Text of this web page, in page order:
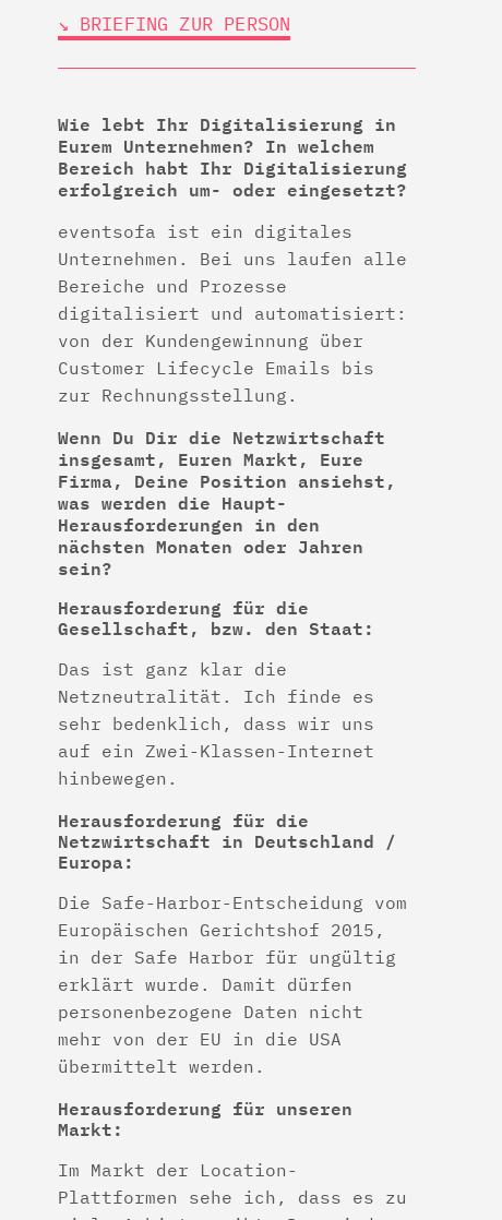
↘︎ BRIEFING ZUR PERSON
Wie lebt Ihr Digitalisierung in
Eurem Unternehmen? In welchem
Bereich habt Ihr Digitalisierung
erfolgreich um- oder eingesetzt?
eventsofa ist ein digitales
Unternehmen. Bei uns laufen alle
Bereiche und Prozesse
digitalisiert und automatisiert:
von der Kundengewinnung über
Customer Lifecycle Emails bis
zur Rechnungsstellung.
Wenn Du Dir die Netzwirtschaft
insgesamt, Euren Markt, Eure
Firma, Deine Position ansiehst,
was werden die Haupt-
Herausforderungen in den
nächsten Monaten oder Jahren
sein?
Herausforderung für die
Gesellschaft, bzw. den Staat:
Das ist ganz klar die
Netzneutralität. Ich finde es
sehr bedenklich, dass wir uns
auf ein Zwei-Klassen-Internet
hinbewegen.
Herausforderung für die
Netzwirtschaft in Deutschland /
Europa:
Die Safe-Harbor-Entscheidung vom
Europäischen Gerichtshof 2015,
in der Safe Harbor für ungültig
erklärt wurde. Damit dürfen
personenbezogene Daten nicht
mehr von der EU in die USA
übermittelt werden.
Herausforderung für unseren
Markt:
Im Markt der Location-
Plattformen sehe ich, dass es zu